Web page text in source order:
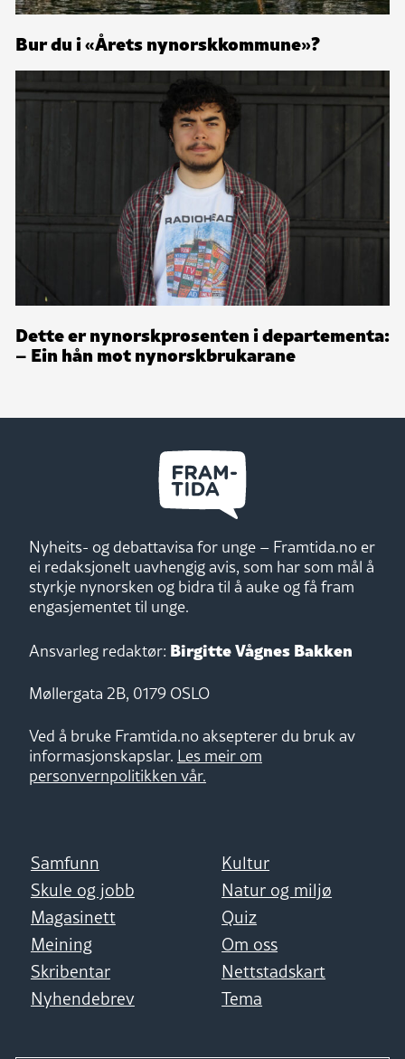
Bur du i «Årets nynorskkommune»?
Dette er nynorskprosenten i departementa:
– Ein hån mot nynorskbrukarane
Nyheits- og debattavisa for unge – Framtida.no er
ei redaksjonelt uavhengig avis, som har som mål å
styrkje nynorsken og bidra til å auke og få fram
engasjementet til unge.
Ansvarleg redaktør: Birgitte Vågnes Bakken
Møllergata 2B, 0179 OSLO
Ved å bruke Framtida.no aksepterer du bruk av
informasjonskapslar. Les meir om
personvernpolitikken vår.
Samfunn
Kultur
Skule og jobb
Natur og miljø
Magasinett
Quiz
Meining
Om oss
Skribentar
Nettstadskart
Nyhendebrev
Tema